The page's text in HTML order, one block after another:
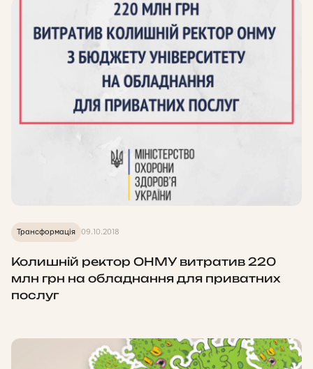
Трансформація 09.10.2018
Колишній ректор ОНМУ витратив 220
млн грн на обладнання для приватних
послуг